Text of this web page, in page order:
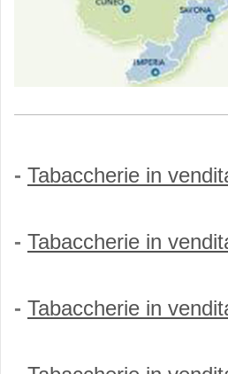
- Tabaccherie in
- Tabaccherie in
- Tabaccherie in